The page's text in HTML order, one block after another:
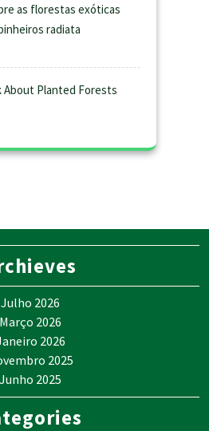
as florestas exóticas
radiata
About Planted Forests
Julho 2026
Março 2026
2026
2025
Junho 2025